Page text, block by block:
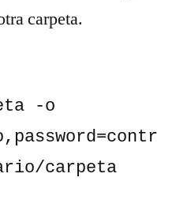
carpeta.
-o
carpeta